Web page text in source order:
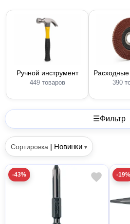
Ручной инструмент
449 товаров 390
☰Фильтр
Сортировка | Новинки ▾
-43% -19%